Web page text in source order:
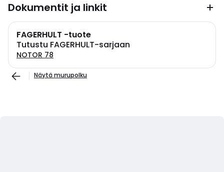
Dokumentit ja linkit
FAGERHULT -tuote
Tutustu FAGERHULT-sarjaan
NOTOR 78
Näytä murupolku